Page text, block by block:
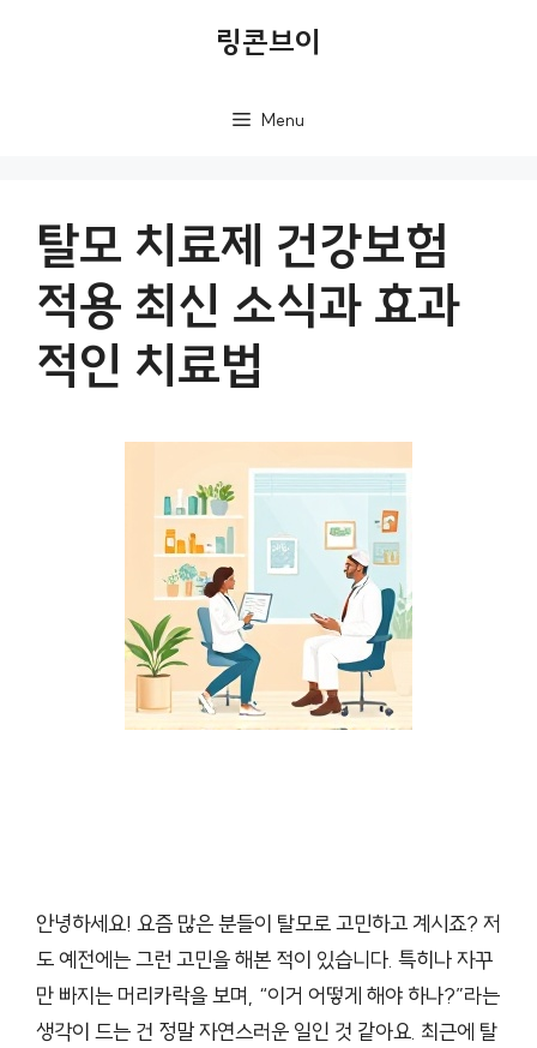
링콘브이
Menu
탈모 치료제 건강보험
적용 최신 소식과 효과
적인 치료법
안녕하세요! 요즘 많은 분들이 탈모로 고민하고 계시죠? 저
도 예전에는 그런 고민을 해본 적이 있습니다. 특히나 자꾸
만 빠지는 머리카락을 보며, “이거 어떻게 해야 하나?”라는
생각이 드는 건 정말 자연스러운 일인 것 같아요. 최근에 탈